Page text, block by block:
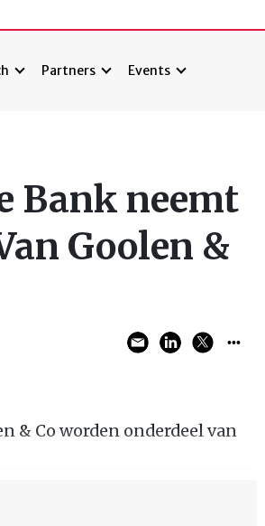
Partners Events
Bank neemt
Goolen &
& Co worden onderdeel van